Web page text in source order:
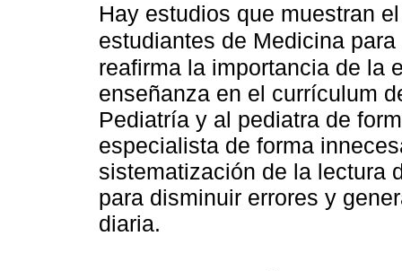
Hay estudios que muestran
estudiantes de Medicina
reafirma la importancia de la
enseñanza en el currículum
Pediatría y al pediatra de
especialista de forma
sistematización de la lectura
para disminuir errores y
diaria.